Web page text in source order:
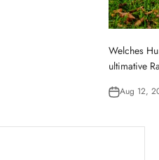
Welches
ultimative
Aug 12,